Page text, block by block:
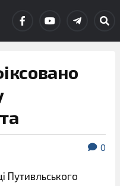
0
Путивльського